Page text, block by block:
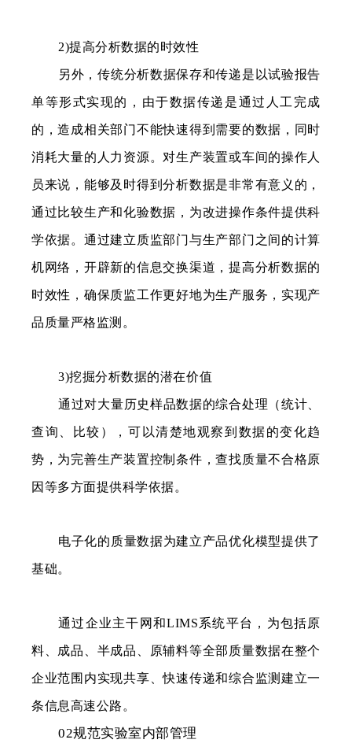
2)提高分析数据的时效性
另外，传统分析数据保存和传递是以试验报告
单等形式实现的，由于数据传递是通过人工完成
的，造成相关部门不能快速得到需要的数据，同时
消耗大量的人力资源。对生产装置或车间的操作人
员来说，能够及时得到分析数据是非常有意义的，
通过比较生产和化验数据，为改进操作条件提供科
学依据。通过建立质监部门与生产部门之间的计算
机网络，开辟新的信息交换渠道，提高分析数据的
时效性，确保质监工作更好地为生产服务，实现产
品质量严格监测。
3)挖掘分析数据的潜在价值
通过对大量历史样品数据的综合处理（统计、
查询、比较），可以清楚地观察到数据的变化趋
势，为完善生产装置控制条件，查找质量不合格原
因等多方面提供科学依据。
电子化的质量数据为建立产品优化模型提供了
基础。
通过企业主干网和LIMS系统平台，为包括原
料、成品、半成品、原辅料等全部质量数据在整个
企业范围内实现共享、快速传递和综合监测建立一
条信息高速公路。
02规范实验室内部管理